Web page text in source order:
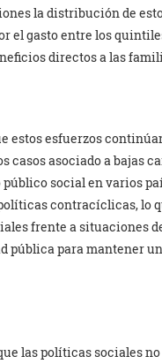
la distribución de
el gasto entre los
directos a las
estos esfuerzos
casos asociado a bajas
social en varios
contracíclicas, lo
frente a situaciones
pública para mantener
las políticas sociales